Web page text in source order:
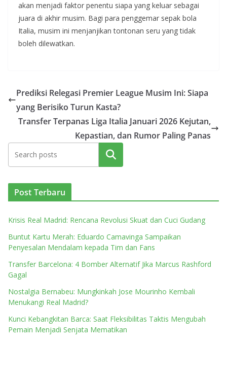
akan menjadi faktor penentu siapa yang keluar sebagai
juara di akhir musim. Bagi para penggemar sepak bola
Italia, musim ini menjanjikan tontonan seru yang tidak
boleh dilewatkan.
Prediksi Relegasi Premier League Musim Ini: Siapa
yang Berisiko Turun Kasta?
Transfer Terpanas Liga Italia Januari 2026 Kejutan,
Kepastian, dan Rumor Paling Panas
Cari
Post Terbaru
Krisis Real Madrid: Rencana Revolusi Skuat dan Cuci Gudang
Buntut Kartu Merah: Eduardo Camavinga Sampaikan
Penyesalan Mendalam kepada Tim dan Fans
Transfer Barcelona: 4 Bomber Alternatif Jika Marcus Rashford
Gagal
Nostalgia Bernabeu: Mungkinkah Jose Mourinho Kembali
Menukangi Real Madrid?
Kunci Kebangkitan Barca: Saat Fleksibilitas Taktis Mengubah
Pemain Menjadi Senjata Mematikan